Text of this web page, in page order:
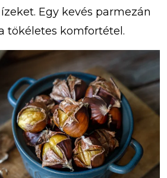
Egy kevés parmezán
tökéletes komfortétel.